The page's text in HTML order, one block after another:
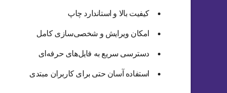
کیفیت بالا و استاندارد چاپ
امکان ویرایش و شخصی‌سازی کامل
دسترسی سریع به فایل‌های حرفه‌ای
استفاده آسان حتی برای کاربران مبتدی